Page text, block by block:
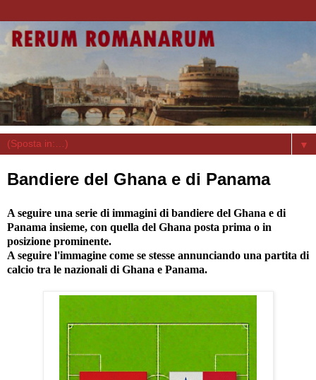
▼
Bandiere del Ghana e di Panama
A seguire una serie di immagini di bandiere del Ghana e di
Panama insieme, con quella del Ghana posta prima o in
posizione prominente.
A seguire l'immagine come se stesse annunciando una partita di
calcio tra le nazionali di Ghana e Panama.